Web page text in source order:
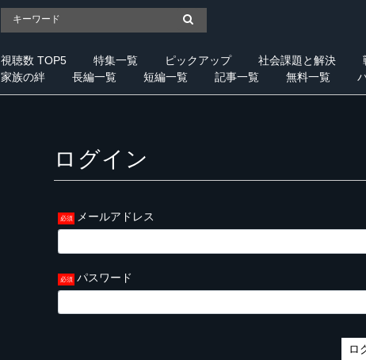
視聴数 TOP5 特集一覧 ピックアップ 社会課題と解決
家族の絆
長編一覧 短編一覧 記事一覧 無料一覧
ログイン
メールアドレス
パスワード
ロ